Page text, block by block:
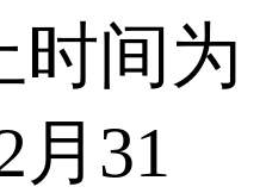
时间为
月31